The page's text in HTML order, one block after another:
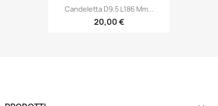
Candeletta D9,5 L186 Mm...
20,00 €